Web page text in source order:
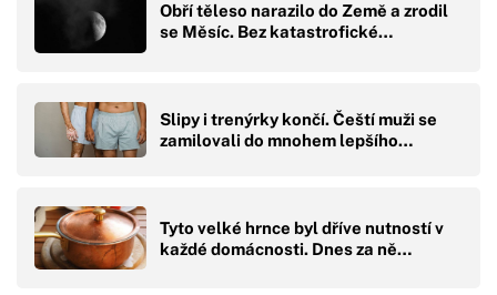
Obří těleso narazilo do Země a zrodil
se Měsíc. Bez katastrofické…
Slipy i trenýrky končí. Čeští muži se
zamilovali do mnohem lepšího…
Tyto velké hrnce byl dříve nutností v
každé domácnosti. Dnes za ně…